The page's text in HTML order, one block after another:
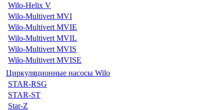
Wilo-Helix V
Wilo-Multivert MVI
Wilo-Multivert MVIE
Wilo-Multivert MVIL
Wilo-Multivert MVIS
Wilo-Multivert MVISE
Циркуляционные насосы Wilo
STAR-RSG
STAR-ST
Star-Z